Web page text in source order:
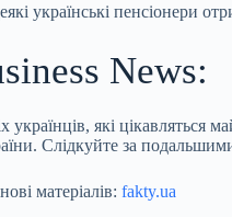
українські пенсіонери
News:
українців, які цікавляться
Слідкуйте за
матеріалів: fakty.ua